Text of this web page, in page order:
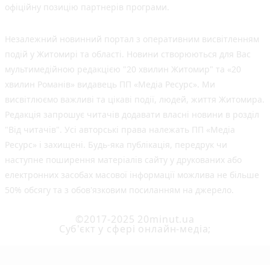
офіційну позицію партнерів програми.
Незалежний новинний портал з оперативним висвітленням
подій у Житомирі та області. Новини створюються для Вас
мультимедійною редакцією "20 хвилин Житомир" та «20
хвилин Романів» видавець ПП «Медіа Ресурс». Ми
висвітлюємо важливі та цікаві події, людей, життя Житомира.
Редакція запрошує читачів додавати власні новини в розділ
"Від читачів". Усі авторські права належать ПП «Медіа
Ресурс» і захищені. Будь-яка публiкацiя, передрук чи
наступне поширення матеріалів сайту у друкованих або
електронних засобах масової інформації можлива не більше
50% обсягу та з обов'язковим посиланням на джерело.
©2017-2025 20minut.ua
Cуб'єкт у сфері онлайн-медіа;